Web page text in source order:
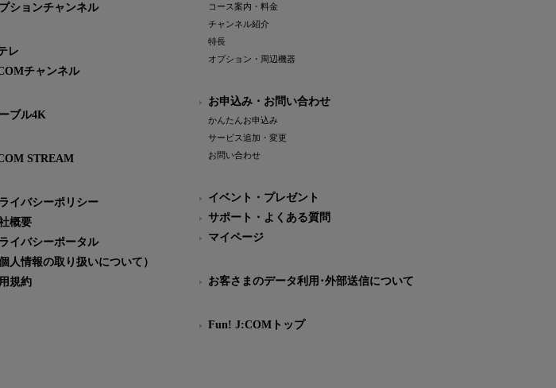
ションチャンネル
レ
チャンネル
ブル4K
STREAM
イバシーポリシー
概要
イバシーポータル
個人情報の取り扱いについて）
規約
コース案内・料金
チャンネル紹介
特長
オプション・周辺機器
お申込み・お問い合わせ
かんたんお申込み
サービス追加・変更
お問い合わせ
イベント・プレゼント
サポート・よくある質問
マイページ
お客さまのデータ利用･外部送信について
Fun! J:COMトップ